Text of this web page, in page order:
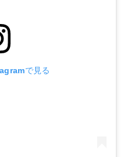
で見る